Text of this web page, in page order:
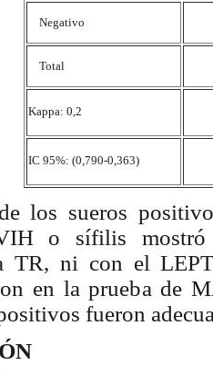
Negativo
Total
Kappa: 0,2
IC 95%: (0,790-0,363)
los sueros
o sífilis mostró
TR, ni con el
en la prueba de
fueron